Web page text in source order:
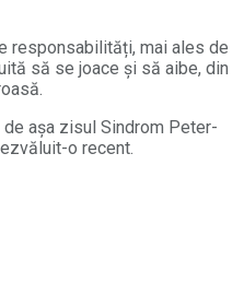
responsabilități, mai ales de
să se joace și să aibe, din
așa zisul Sindrom Peter-
o recent.